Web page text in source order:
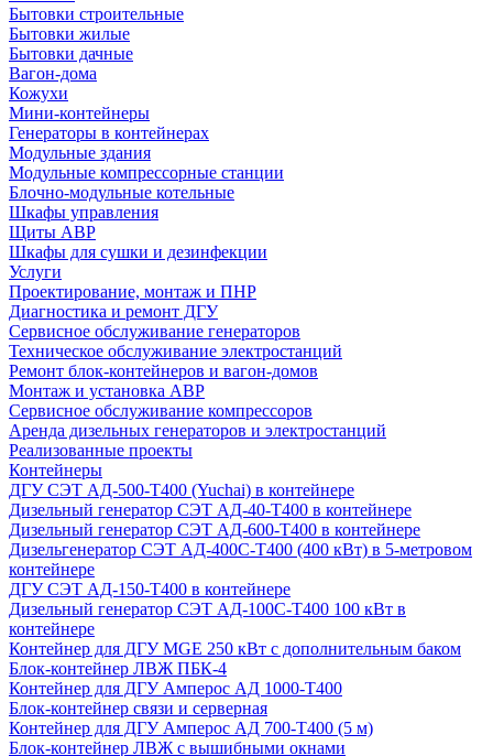
Бытовки строительные
Бытовки жилые
Бытовки дачные
Вагон-дома
Кожухи
Мини-контейнеры
Генераторы в контейнерах
Модульные здания
Модульные компрессорные станции
Блочно-модульные котельные
Шкафы управления
Щиты АВР
Шкафы для сушки и дезинфекции
Услуги
Проектирование, монтаж и ПНР
Диагностика и ремонт ДГУ
Сервисное обслуживание генераторов
Техническое обслуживание электростанций
Ремонт блок-контейнеров и вагон-домов
Монтаж и установка АВР
Сервисное обслуживание компрессоров
Аренда дизельных генераторов и электростанций
Реализованные проекты
Контейнеры
ДГУ СЭТ АД-500-Т400 (Yuchai) в контейнере
Дизельный генератор СЭТ АД-40-Т400 в контейнере
Дизельный генератор СЭТ АД-600-Т400 в контейнере
Дизельгенератор СЭТ АД-400С-Т400 (400 кВт) в 5-метровом
контейнере
ДГУ СЭТ АД-150-Т400 в контейнере
Дизельный генератор СЭТ АД-100С-Т400 100 кВт в
контейнере
Контейнер для ДГУ MGE 250 кВт с дополнительным баком
Блок-контейнер ЛВЖ ПБК-4
Контейнер для ДГУ Амперос АД 1000-Т400
Блок-контейнер связи и серверная
Контейнер для ДГУ Амперос АД 700-Т400 (5 м)
Блок-контейнер ЛВЖ с вышибными окнами